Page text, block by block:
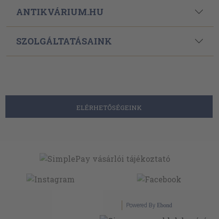
ANTIKVÁRIUM.HU
SZOLGÁLTATÁSAINK
ELÉRHETŐSÉGEINK
Powered By Ebond